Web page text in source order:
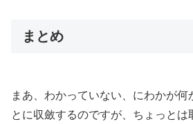
まとめ
まあ、わかっていない、にわかが何
とに収斂するのですが、ちょっとは